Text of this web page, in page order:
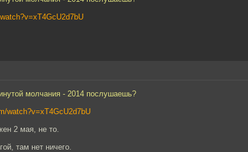
молчания - 2014 послушаешь?
watch?v=xT4GcU2d7bU
2 мая, не то.
там нет ничего.